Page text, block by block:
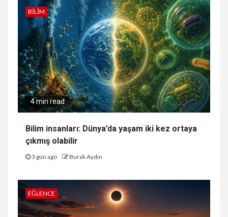
BILIM
4 min read
Bilim insanları: Dünya’da yaşam iki kez ortaya
çıkmış olabilir
3 gün ago Burak Aydın
EĞLENCE